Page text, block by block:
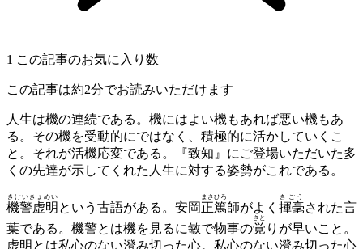
1 この記事のお気に入り数
この記事は約2分でお読みいただけます
人生は機の連続である。機にはよい機もあれば悪い機もあ
る。その機を受動的にではなく、積極的に活かしていくこ
と。それが活機応変である。『致知』にご登場いただいた多
くの先達が示してくれた人生に対する姿勢がこれである。
機警虚明
きけいきょめい
という古語がある。安岡正篤
まさひろ
師がよく 揮毫
きごう
された言
葉である。機警とは機を見るに敏で物事の覚
さと
りが早いこと。
虚明とは私心のない澄み切った心。私心のない澄み切った心